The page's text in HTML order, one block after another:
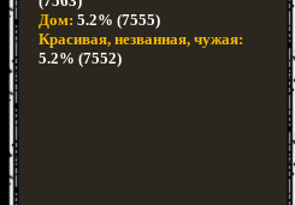
Дом: 5.2% (7555)
Красивая, незванная, чужая:
5.2% (7552)